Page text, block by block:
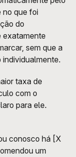
no que foi
do
exatamente
sem que a
taxa de
com o
para ele.
conosco há [X
um